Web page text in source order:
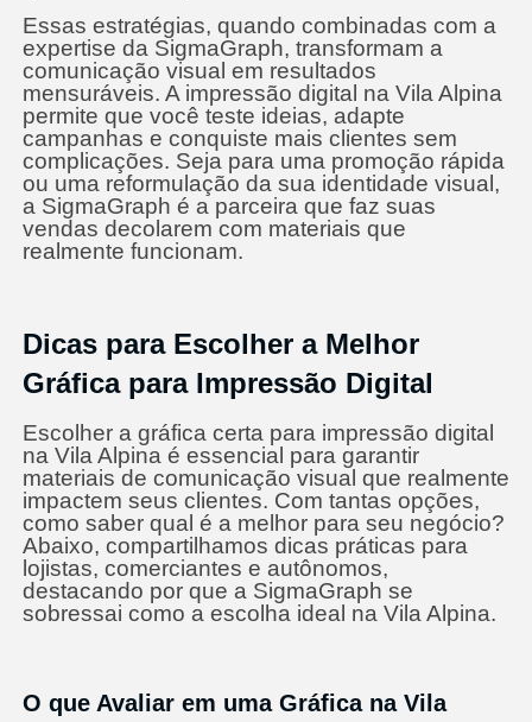
Essas estratégias, quando combinadas com a
expertise da SigmaGraph, transformam a
comunicação visual em resultados
mensuráveis. A impressão digital na Vila Alpina
permite que você teste ideias, adapte
campanhas e conquiste mais clientes sem
complicações. Seja para uma promoção rápida
ou uma reformulação da sua identidade visual,
a SigmaGraph é a parceira que faz suas
vendas decolarem com materiais que
realmente funcionam.
Dicas para Escolher a Melhor
Gráfica para Impressão Digital
Escolher a gráfica certa para impressão digital
na Vila Alpina é essencial para garantir
materiais de comunicação visual que realmente
impactem seus clientes. Com tantas opções,
como saber qual é a melhor para seu negócio?
Abaixo, compartilhamos dicas práticas para
lojistas, comerciantes e autônomos,
destacando por que a SigmaGraph se
sobressai como a escolha ideal na Vila Alpina.
O que Avaliar em uma Gráfica na Vila